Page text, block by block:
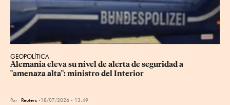
GEOPOLÍTICA
Alemania eleva su nivel de alerta de seguridad a
"amenaza alta": ministro del Interior
Por Reuters 18/07/2026 - 13:49